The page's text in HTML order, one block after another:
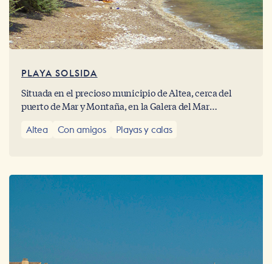
PLAYA SOLSIDA
Situada en el precioso municipio de Altea, cerca del
puerto de Mar y Montaña, en la Galera del Mar
sentirnos únicos y disfrutar del mar en un remanso de
Altea Con amigos Playas y calas